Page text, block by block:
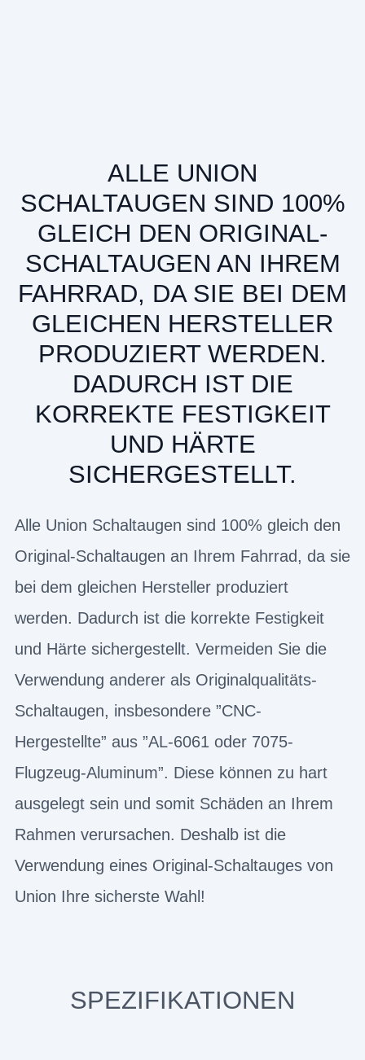
ALLE UNION
SCHALTAUGEN SIND 100%
GLEICH DEN ORIGINAL-
SCHALTAUGEN AN IHREM
FAHRRAD, DA SIE BEI DEM
GLEICHEN HERSTELLER
PRODUZIERT WERDEN.
DADURCH IST DIE
KORREKTE FESTIGKEIT
UND HÄRTE
SICHERGESTELLT.
Alle Union Schaltaugen sind 100% gleich den
Original-Schaltaugen an Ihrem Fahrrad, da sie
bei dem gleichen Hersteller produziert
werden. Dadurch ist die korrekte Festigkeit
und Härte sichergestellt. Vermeiden Sie die
Verwendung anderer als Originalqualitäts-
Schaltaugen, insbesondere ”CNC-
Hergestellte” aus ”AL-6061 oder 7075-
Flugzeug-Aluminum”. Diese können zu hart
ausgelegt sein und somit Schäden an Ihrem
Rahmen verursachen. Deshalb ist die
Verwendung eines Original-Schaltauges von
Union Ihre sicherste Wahl!
SPEZIFIKATIONEN